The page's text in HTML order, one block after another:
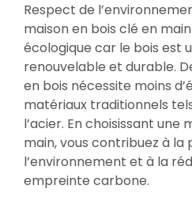
Respect de
maison en bois clé en
écologique car le bois est
renouvelable et durable.
en bois nécessite moins
matériaux traditionnels
l’acier. En choisissant une
main, vous contribuez à la
l’environnement et à la
empreinte carbone.